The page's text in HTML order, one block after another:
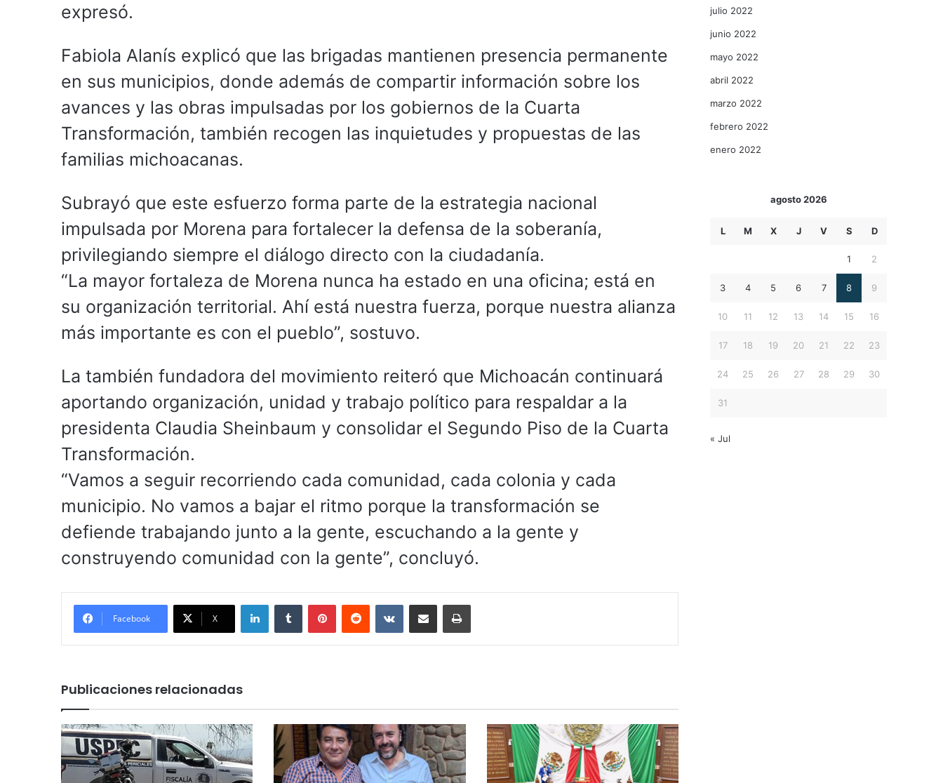
expresó.
Fabiola Alanís explicó que las brigadas mantienen presencia permanente
en sus municipios, donde además de compartir información sobre los
avances y las obras impulsadas por los gobiernos de la Cuarta
Transformación, también recogen las inquietudes y propuestas de las
familias michoacanas.
Subrayó que este esfuerzo forma parte de la estrategia nacional
impulsada por Morena para fortalecer la defensa de la soberanía,
privilegiando siempre el diálogo directo con la ciudadanía.
“La mayor fortaleza de Morena nunca ha estado en una oficina; está en
su organización territorial. Ahí está nuestra fuerza, porque nuestra alianza
más importante es con el pueblo”, sostuvo.
La también fundadora del movimiento reiteró que Michoacán continuará
aportando organización, unidad y trabajo político para respaldar a la
presidenta Claudia Sheinbaum y consolidar el Segundo Piso de la Cuarta
Transformación.
“Vamos a seguir recorriendo cada comunidad, cada colonia y cada
municipio. No vamos a bajar el ritmo porque la transformación se
defiende trabajando junto a la gente, escuchando a la gente y
construyendo comunidad con la gente”, concluyó.
Facebook X
LinkedInTumblr PinterestReddit VKontakteCompartir por correo electrónicoImprimir
Publicaciones relacionadas
julio 2022
junio 2022
mayo 2022
abril 2022
marzo 2022
febrero 2022
enero 2022
agosto 2026
L M X J V S D
1 2
3 4 5 6 7 8 9
10 11 12 13 14 15 16
17 18 19 20 21 22 23
24 25 26 27 28 29 30
31
« Jul